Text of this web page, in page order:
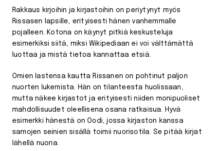
Rakkaus kirjoihin ja kirjastoihin on periytynyt myös
Rissasen lapsille, erityisesti hänen vanhemmalle
pojalleen. Kotona on käynyt pitkiä keskusteluja
esimerkiksi siitä, miksi Wikipediaan ei voi välttämättä
luottaa ja mistä tietoa kannattaa etsiä.
Omien lastensa kautta Rissanen on pohtinut paljon
nuorten lukemista. Hän on tilanteesta huolissaan,
mutta näkee kirjastot ja erityisesti niiden monipuoliset
mahdollisuudet oleellisena osana ratkaisua. Hyvä
esimerkki hänestä on Oodi, jossa kirjaston kanssa
samojen seinien sisällä toimii nuorisotila. Se pitää kirjat
lähellä nuoria.